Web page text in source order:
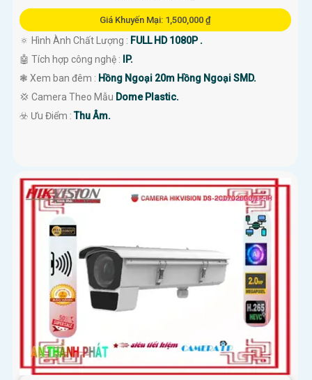
Giá Khuyến Mại: 1,500,000 ₫
🔅 Hình Ành Chất Lượng : FULL HD 1080P .
🤖️ Tích hợp công nghệ :
IP.
❃ Xem ban đêm : Hồng Ngoại 20m Hồng Ngoại SMD.
💢 Camera Theo Mẫu Dome Plastic.
️☣️ Ưu Điểm :Thu Âm.